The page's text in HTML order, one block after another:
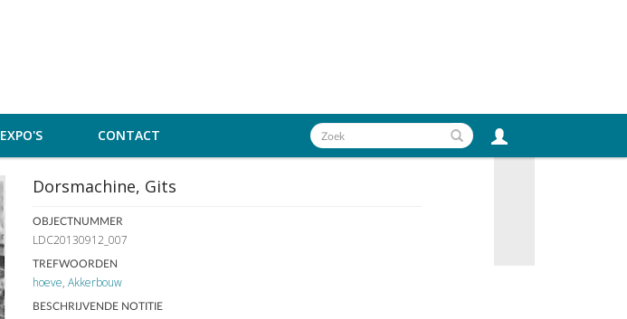
EXPO'S CONTACT
Dorsmachine, Gits
OBJECTNUMMER
LDC20130912_007
TREFWOORDEN
hoeve, Akkerbouw
BESCHRIJVENDE NOTITIE